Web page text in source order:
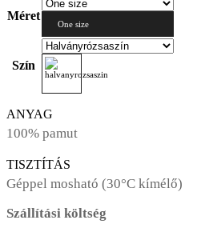
Méret
One size
Szín
ANYAG
100% pamut
TISZTÍTÁS
Géppel mosható (30°C kímélő)
Szállítási költség